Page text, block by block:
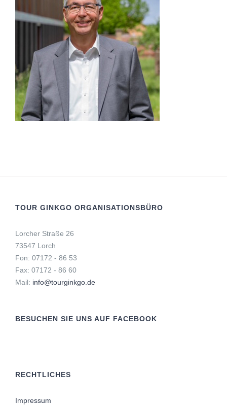
TOUR GINKGO ORGANISATIONSBÜRO
Lorcher Straße 26
73547 Lorch
Fon: 07172 - 86 53
Fax: 07172 - 86 60
Mail: info@tourginkgo.de
BESUCHEN SIE UNS AUF FACEBOOK
RECHTLICHES
Impressum